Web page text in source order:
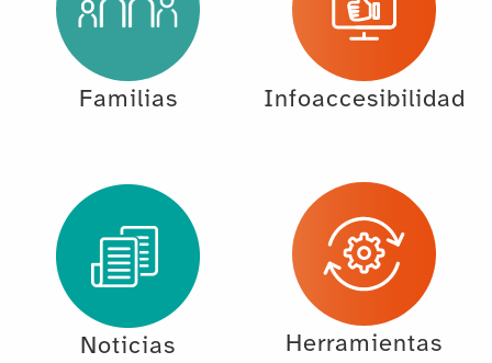
Familias Infoaccesibilidad
Noticias Herramientas